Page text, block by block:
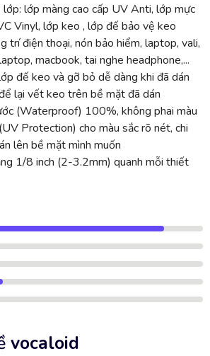
lớp màng cao cấp UV Anti, lớp mực
Vinyl, lớp keo , lớp đế bảo vệ keo
trí điện thoại, nón bảo hiểm, laptop, vali,
macbook, tai nghe headphone,...
đế keo và gỡ bỏ dễ dàng khi đã dán
lại vết keo trên bề mặt đã dán
(Waterproof) 100%, không phai màu
Protection) cho màu sắc rõ nét, chi
lên bề mặt mình muốn
1/8 inch (2-3.2mm) quanh mỗi thiết
vocaloid